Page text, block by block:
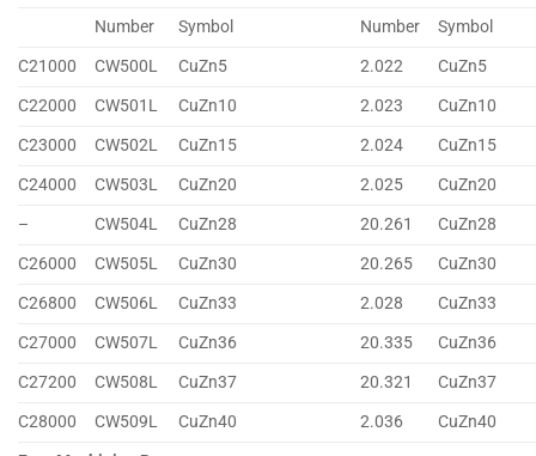
Number
Symbol Number
Symbol
C21000
CW500L CuZn5 2.022
CuZn5
C22000
CW501L CuZn10 2.023
CuZn10
C23000
CW502L CuZn15 2.024
CuZn15
C24000
CW503L CuZn20 2.025
CuZn20
–
CW504L CuZn28 20.261
CuZn28
C26000
CW505L CuZn30 20.265
CuZn30
C26800
CW506L CuZn33 2.028
CuZn33
C27000
CW507L CuZn36 20.335
CuZn36
C27200
CW508L CuZn37 20.321
CuZn37
C28000
CW509L CuZn40 2.036
CuZn40